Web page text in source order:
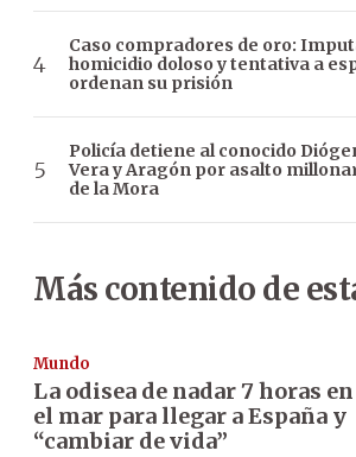
Caso compradores de oro:
homicidio doloso y tentativa a
ordenan su prisión
Policía detiene al conocido
Vera y Aragón por asalto
de la Mora
Más contenido de
Mundo
La odisea de nadar 7 horas en
el mar para llegar a España y
“cambiar de vida”